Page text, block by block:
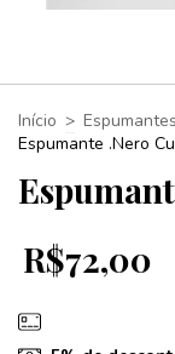
Início > Espumantes
Espumante .Nero
R$72,00